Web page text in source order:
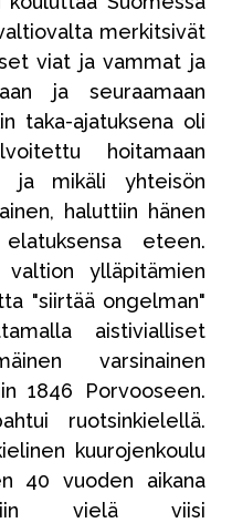
merkitsivät
viat ja vammat ja
ja seuraamaan
taka-ajatuksena oli
hoitamaan
ja mikäli yhteisön
haluttiin hänen
eteen.
valtion ylläpitämien
"siirtää ongelman"
aistivialliset
varsinainen
1846 Porvooseen.
ruotsinkielellä.
kuurojenkoulu
40 vuoden aikana
vielä viisi